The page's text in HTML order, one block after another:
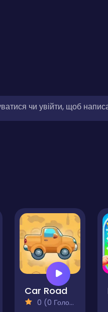
чи увійти, щоб
Car Road
0 (0 Голосів)